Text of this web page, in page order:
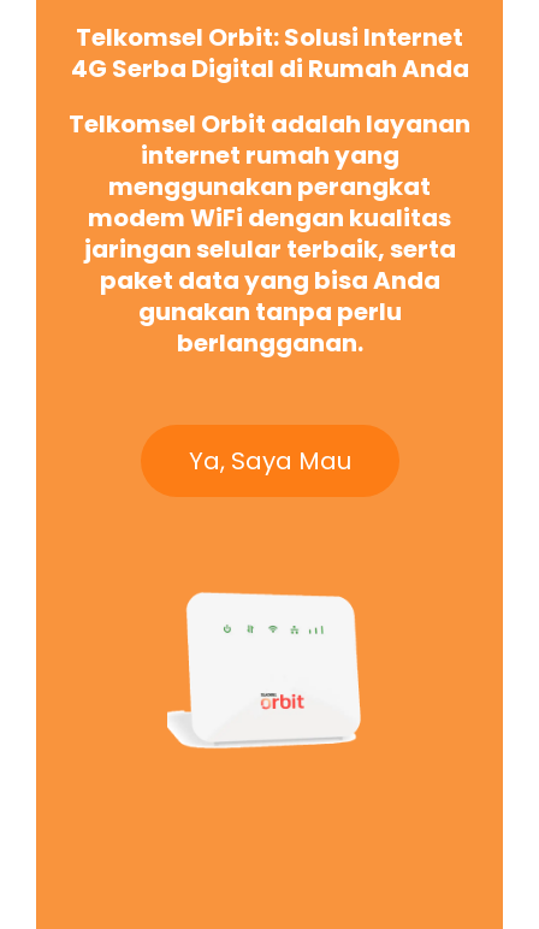
Telkomsel Orbit: Solusi Internet
4G Serba Digital di Rumah Anda
Telkomsel Orbit adalah layanan
internet rumah yang
menggunakan perangkat
modem WiFi dengan kualitas
jaringan selular terbaik, serta
paket data yang bisa Anda
gunakan tanpa perlu
berlangganan.
Ya, Saya Mau